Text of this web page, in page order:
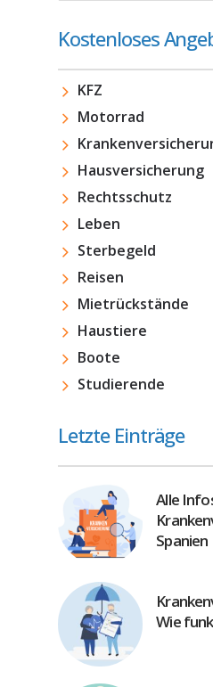
Kostenloses
KFZ
Motorrad
Hausversicherung
Rechtsschutz
Leben
Sterbegeld
Reisen
Mietrückstände
Haustiere
Boote
Studierende
Letzte Einträge
Alle
Spanien
Wie